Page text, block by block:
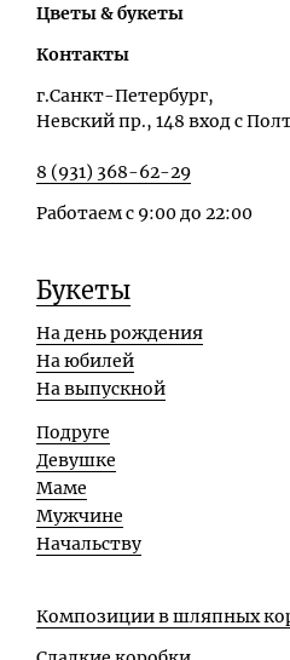
Цветы & букеты
Контакты
г.Санкт-Петербург,
Невский пр., 148 вход с
8 (931) 368-62-29
Работаем с 9:00 до 22:00
Букеты
На день рождения
На юбилей
На выпускной
Подруге
Девушке
Маме
Мужчине
Начальству
Композиции в шляпных